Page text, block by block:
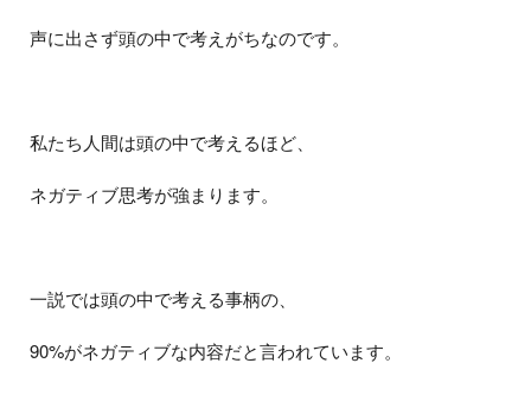
声に出さず頭の中で考えがちなのです。
私たち人間は頭の中で考えるほど、
ネガティブ思考が強まります。
一説では頭の中で考える事柄の、
90%がネガティブな内容だと言われています。